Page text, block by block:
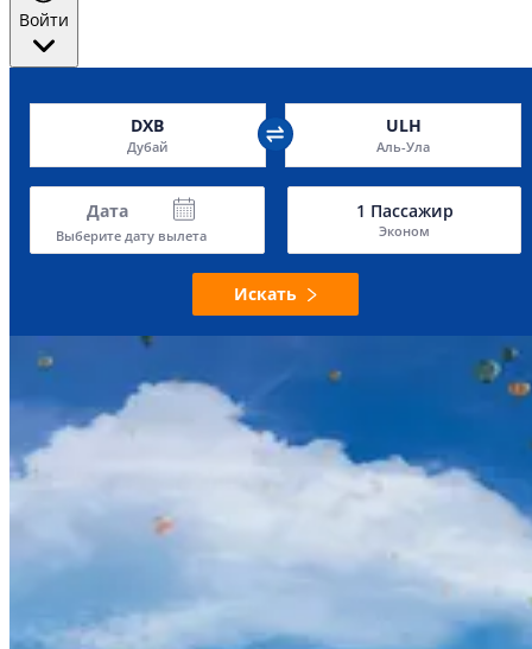
Войти
DXB
Дубай
ULH
Аль-Ула
Дата
Выберите дату вылета
1 Пассажир
Эконом
Искать